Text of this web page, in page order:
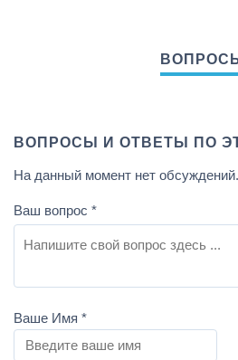
ВОПРОСЫ И ОТВЕТЫ ПО
На данный момент нет обсуждений.
Ваш вопрос *
Ваше Имя *